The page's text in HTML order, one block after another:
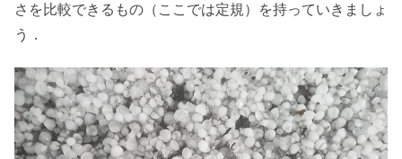
さを比較できるもの（ここでは定規）を持っていきましょ
う．